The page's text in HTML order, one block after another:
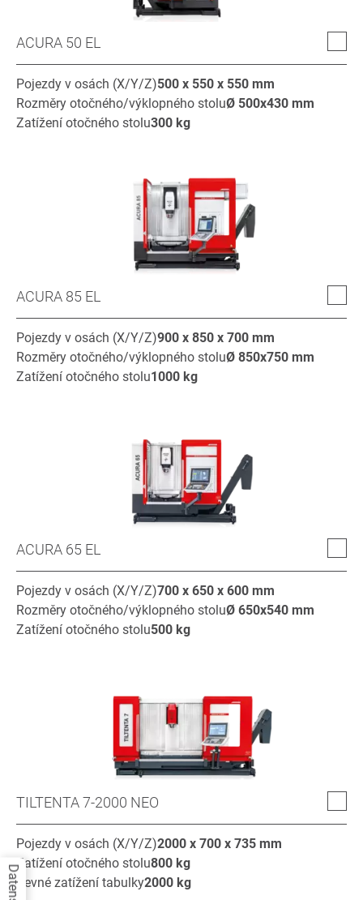
ACURA 50 EL
Pojezdy v osách (X/Y/Z)500 x 550 x 550 mm
Rozměry otočného/výklopného stoluØ 500x430 mm
Zatížení otočného stolu300 kg
ACURA 85 EL
Pojezdy v osách (X/Y/Z)900 x 850 x 700 mm
Rozměry otočného/výklopného stoluØ 850x750 mm
Zatížení otočného stolu1000 kg
ACURA 65 EL
Pojezdy v osách (X/Y/Z)700 x 650 x 600 mm
Rozměry otočného/výklopného stoluØ 650x540 mm
Zatížení otočného stolu500 kg
TILTENTA 7-2000 NEO
Pojezdy v osách (X/Y/Z)2000 x 700 x 735 mm
Zatížení otočného stolu800 kg
Pevné zatížení tabulky2000 kg